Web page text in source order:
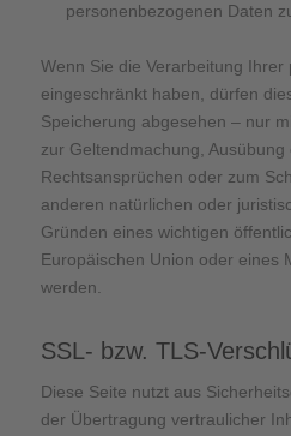
personenbezogenen Daten
Wenn Sie die Verarbeitung
eingeschränkt haben, dürfen
Speicherung abgesehen – nur
zur Geltendmachung,
Rechtsansprüchen oder zum
anderen natürlichen oder
Gründen eines wichtigen
Europäischen Union oder eines
werden.
SSL- bzw. TLS-
Diese Seite nutzt aus
der Übertragung vertraulicher